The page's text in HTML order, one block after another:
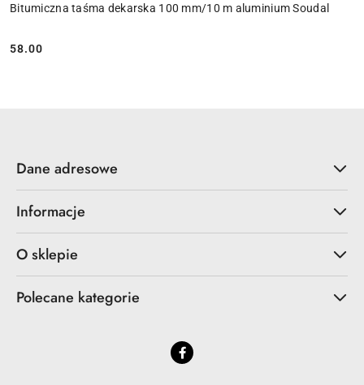
Bitumiczna taśma dekarska 100 mm/10 m aluminium Soudal
Cena:
58.00
Dane adresowe
Informacje
O sklepie
Polecane kategorie